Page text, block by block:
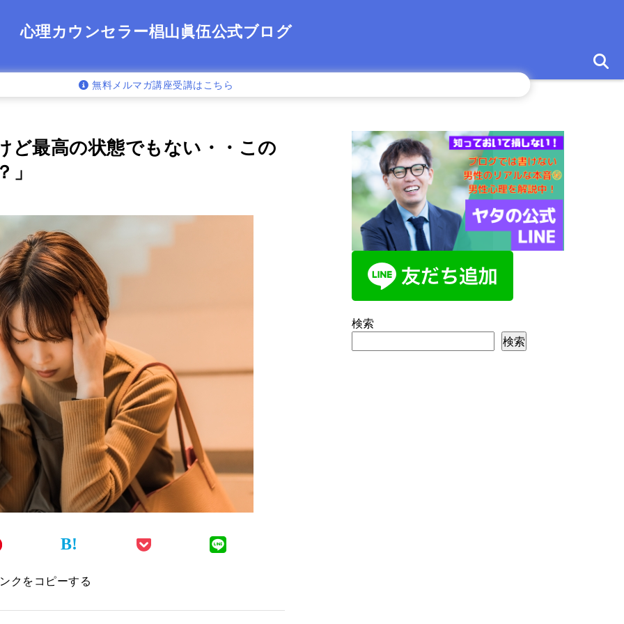
心理カウンセラー椙山眞伍公式ブログ
無料メルマガ講座受講はこちら
ど最高の状態でもない・・この
B!
クをコピーする
検索
検索